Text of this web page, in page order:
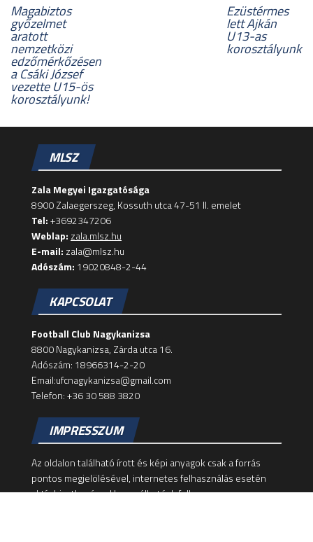
Magabiztos
győzelmet
aratott
nemzetközi
edzőmérkőzésen
a Csáki József
vezette U15-ös
korosztályunk!
Ezüstérmes
lett Ajkán
U13-as
korosztályunk
MLSZ
Zala Megyei Igazgatósága
8900 Zalaegerszeg, Kossuth utca 47-51 II. emelet
Tel:+3692347206
Weblap: zala.mlsz.hu
E-mail: zala@mlsz.hu
Adószám: 19020848-2-44
KAPCSOLAT
Football Club Nagykanizsa
8800 Nagykanizsa, Zárda utca 16.
Adószám: 18966314-2-20
Email:ufcnagykanizsa@gmail.com
Telefon: +36 30 588 3820
IMPRESSZUM
Az oldalon található írott és képi anyagok csak a forrás
pontos megjelölésével, internetes felhasználás esetén
aktív hivatkozással használhatóak fel!